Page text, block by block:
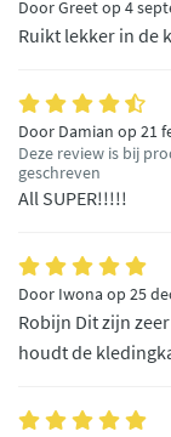
Door Greet op 4
Ruikt lekker in de
Door Damian op 21
Deze review is bij
geschreven
All SUPER!!!!!
Door Iwona op 25
Robijn Dit zijn
houdt de